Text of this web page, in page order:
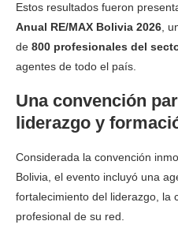
Estos resultados fueron
Anual RE/MAX Bolivia 2026 ,
de 800 profesionales del
agentes de todo el país.
Una convención
liderazgo y
Considerada la convención
Bolivia, el evento incluyó una
fortalecimiento del liderazgo, la
profesional de su red.